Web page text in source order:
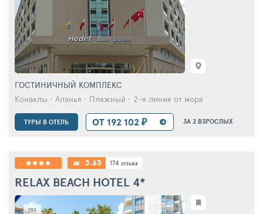
ГОСТИНИЧНЫЙ КОМПЛЕКС
Конаклы • Аланья • Пляжный • 2-я линия от моря
ТУРЫ В ОТЕЛЬ ОТ 192 102 ₽ ЗА 2 ВЗРОСЛЫХ
783
3.63 174 отзыва
RELAX BEACH HOTEL 4*